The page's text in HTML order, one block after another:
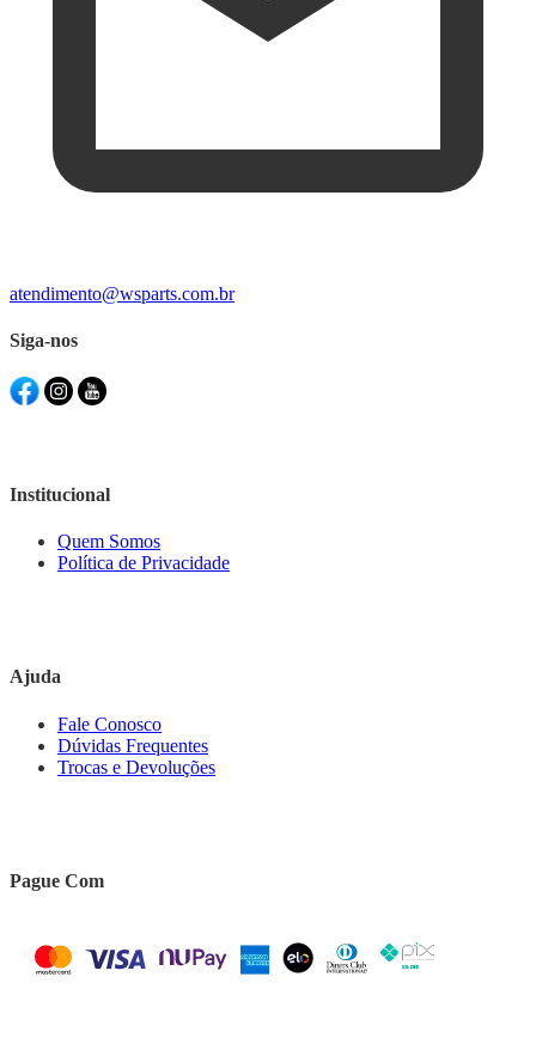
atendimento@wsparts.com.br
Siga-nos
Institucional
Quem Somos
Política de Privacidade
Ajuda
Fale Conosco
Dúvidas Frequentes
Trocas e Devoluções
Pague Com